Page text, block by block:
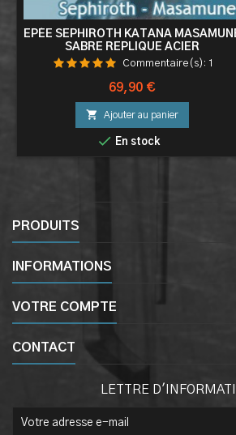
EPÉE SEPHIROTH KATANA
SABRE REPLIQUE ACIER
Commentaire(s): 1
Prix
69,90 €
 Ajouter au panier
 En stock
PRODUITS
INFORMATIONS
VOTRE COMPTE
CONTACT
LETTRE